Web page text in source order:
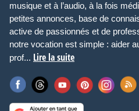
musique et à l’audio, à la fois
petites annonces, base de
active de passionnés et de
notre vocation est simple : aider
prof... Lire la suite